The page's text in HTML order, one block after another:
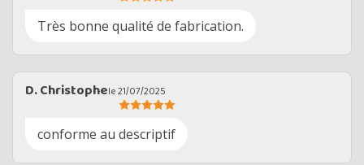
Très bonne qualité de fabrication.
D. Christophele 21/07/2025
conforme au descriptif